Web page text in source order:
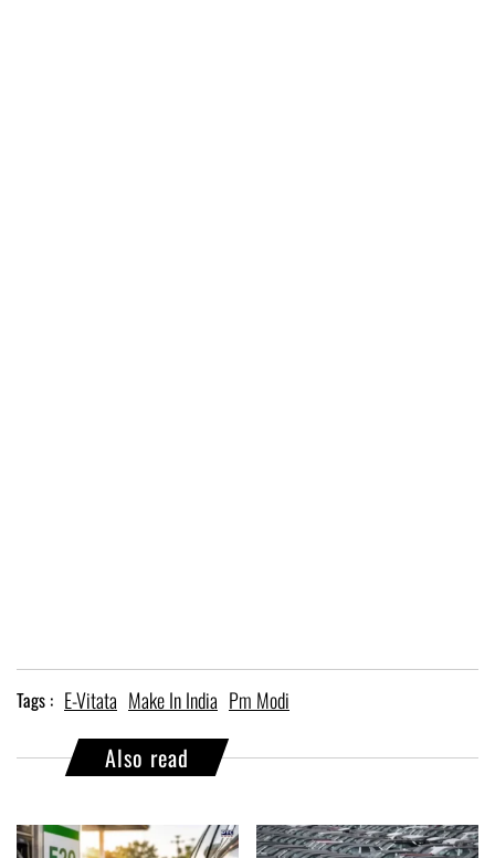
Tags : E-Vitata Make In India Pm Modi
Also read